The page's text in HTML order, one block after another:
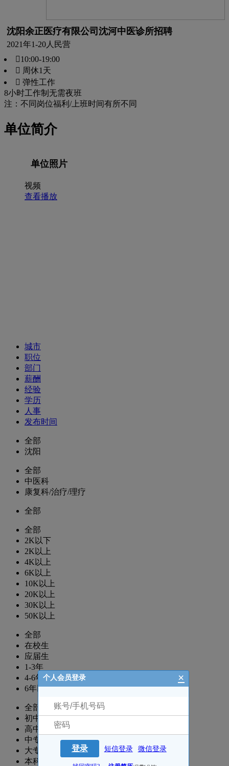
沈阳余正医疗有限公司沈河中医诊所招聘
2021年1-20人 民营
10:00-19:00
 周休1天
 弹性工作
8小时工作制 无需夜班
注：不同岗位福利/上班时间有所不同
单位简介
单位照片
视频
查看播放
城市
职位
部门
薪酬
经验
学历
人事
发布时间
全部
沈阳
全部
中医科
康复科/治疗/理疗
全部
全部
2K以下
2K以上
4K以上
6K以上
10K以上
20K以上
30K以上
50K以上
全部
在校生
应届生
1-3年
4-6年
6年以上
全部
初中
高中
中专
大专
本科
个人会员登录 ×
登录 短信登录 微信登录